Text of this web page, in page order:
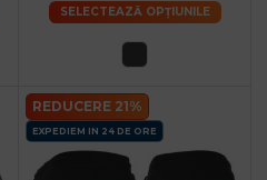
SELECTEAZĂ OPȚIUNILE
REDUCERE 21%
EXPEDIEM IN 24 DE ORE